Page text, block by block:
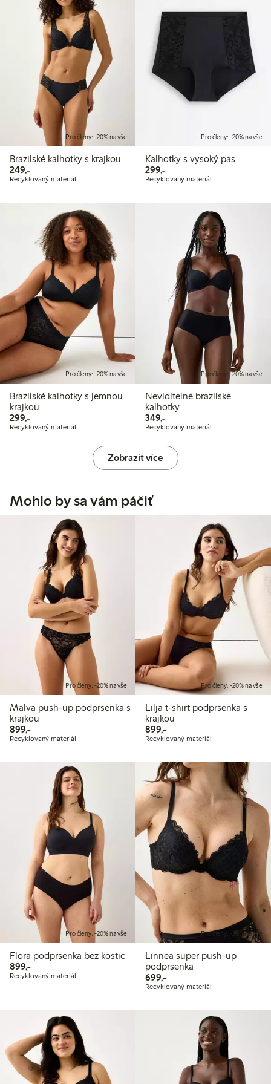
Pro členy: -20% na vše
Brazilské kalhotky s krajkou
249,-249,00 Kč
Recyklovaný materiál
Pro členy: -20% na vše
Kalhotky s vysoký pas
299,-299,00 Kč
Recyklovaný materiál
Pro členy: -20% na vše
Brazilské kalhotky s jemnou
krajkou
299,-299,00 Kč
Recyklovaný materiál
Pro členy: -20% na vše
Neviditelné brazilské
kalhotky
349,-349,00 Kč
Recyklovaný materiál
Zobrazit více
Mohlo by sa vám páčiť
Pro členy: -20% na vše
Malva push-up podprsenka s
krajkou
899,-899,00 Kč
Recyklovaný materiál
Pro členy: -20% na vše
Lilja t-shirt podprsenka s
krajkou
899,-899,00 Kč
Recyklovaný materiál
Pro členy: -20% na vše
Flora podprsenka bez kostic
899,-899,00 Kč
Recyklovaný materiál
Pro členy: -20% na vše
Linnea super push-up
podprsenka
699,-699,00 Kč
Recyklovaný materiál